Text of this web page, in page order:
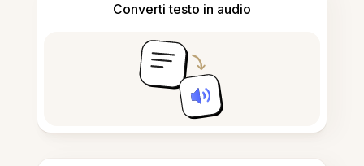
Converti testo in audio